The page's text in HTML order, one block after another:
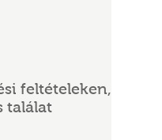
feltételeken,
találat